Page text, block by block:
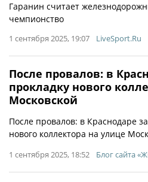
Гаранин считает
чемпионство
1 сентября 2025, 19:07 LiveSport.Ru
После провалов: в
прокладку нового
Московской
После провалов: в Краснодаре
нового коллектора на улице
1 сентября 2025, 18:52 Блог сайта